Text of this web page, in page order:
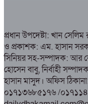
প্রধান উপদেষ্টা: খান
ও প্রকাশক: এম. হাসান
সিনিয়র সহ-সম্পাদক: আর
হোসেন বাবু, নির্বাহী
হাসান মাসুদ। অফিস
০১৭১৩৬৮৫১৭৬ /